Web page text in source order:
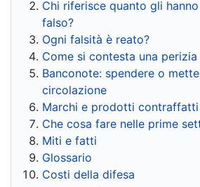
Chi riferisce quanto gli
falso?
Ogni falsità è reato?
Come si contesta una
Banconote: spendere o
circolazione
Marchi e prodotti contraffatti
Che cosa fare nelle prime
Miti e fatti
Glossario
Costi della difesa